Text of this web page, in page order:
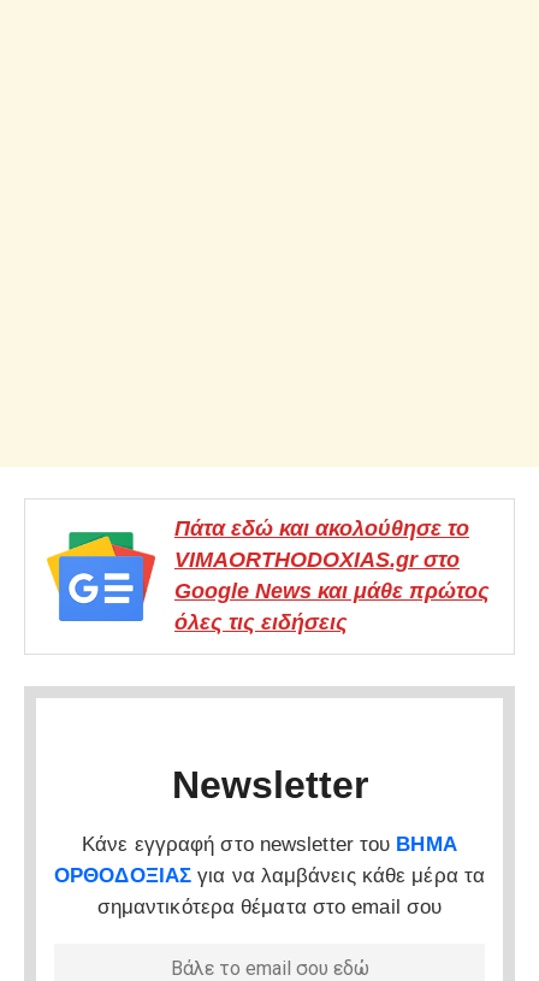
Πάτα εδώ και ακολούθησε το
VIMAORTHODOXIAS.gr στο
Google News και μάθε πρώτος
όλες τις ειδήσεις
Newsletter
Κάνε εγγραφή στο newsletter του ΒΗΜΑ
ΟΡΘΟΔΟΞΙΑΣ για να λαμβάνεις κάθε μέρα τα
σημαντικότερα θέματα στο email σου